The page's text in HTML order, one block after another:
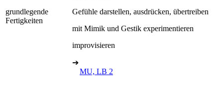
grundlegende
Fertigkeiten
Gefühle darstellen, ausdrücken, übertreiben
mit Mimik und Gestik experimentieren
improvisieren
➔
MU, LB 2